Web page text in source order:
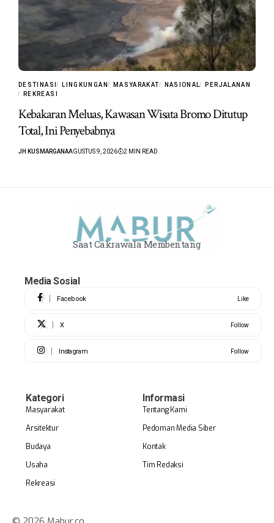
DESTINASI LINGKUNGAN MASYARAKAT NASIONAL
PERJALANAN
REKREASI
Kebakaran Meluas, Kawasan Wisata Bromo Ditutup
Total, Ini Penyebabnya
JH KUSMARGANAAGUSTUS 9, 2026 2 MIN READ
Saat Cakrawala Membentang
Media Sosial
Facebook Like
X Follow
Instagram Follow
Kategori
Masyarakat
Arsitektur
Budaya
Usaha
Rekreasi
Informasi
Tentang Kami
Pedoman Media Siber
Kontak
Tim Redaksi